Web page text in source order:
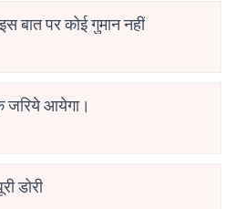
बात पर कोई गुमान नहीं
जरिये आयेगा।
डोरी